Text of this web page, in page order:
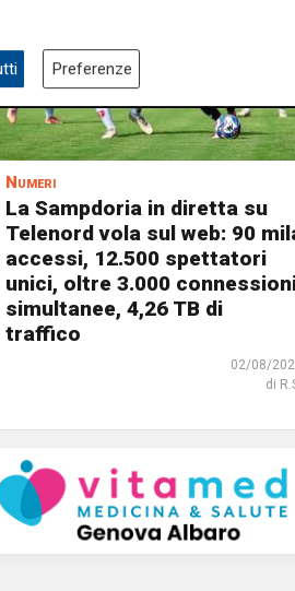
Numeri
La Sampdoria in diretta su
Telenord vola sul web: 90
accessi, 12.500 spettatori
unici, oltre 3.000
simultanee, 4,26 TB di
traffico
02/08/
di
Preferenze